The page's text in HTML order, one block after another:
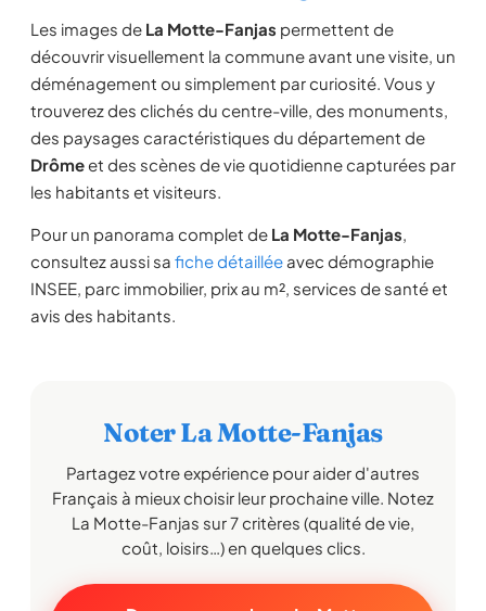
Les images de La Motte-Fanjas permettent de
découvrir visuellement la commune avant une visite, un
déménagement ou simplement par curiosité. Vous y
trouverez des clichés du centre-ville, des monuments,
des paysages caractéristiques du département de
Drômeet des scènes de vie quotidienne capturées par
les habitants et visiteurs.
Pour un panorama complet de La Motte-Fanjas,
consultez aussi sa fiche détaillée avec démographie
INSEE, parc immobilier, prix au m², services de santé et
avis des habitants.
Noter La Motte-Fanjas
Partagez votre expérience pour aider d'autres
Français à mieux choisir leur prochaine ville. Notez
La Motte-Fanjas sur 7 critères (qualité de vie,
coût, loisirs…) en quelques clics.